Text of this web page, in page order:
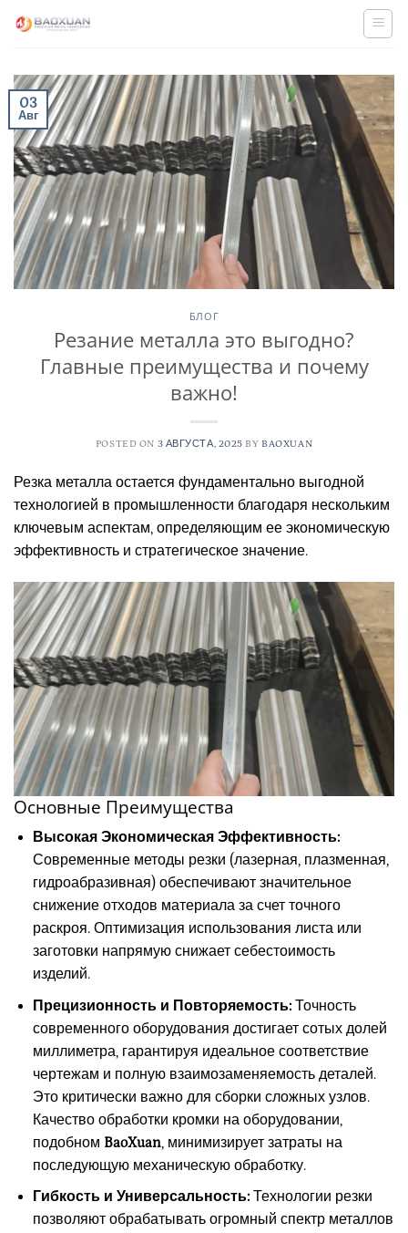
03
Авг
БЛОГ
Резание металла это выгодно?
Главные преимущества и почему
важно!
POSTED ON 3 АВГУСТА, 2025 BY BAOXUAN
Резка металла остается фундаментально выгодной
технологией в промышленности благодаря нескольким
ключевым аспектам, определяющим ее экономическую
эффективность и стратегическое значение.
Основные Преимущества
Высокая Экономическая Эффективность:
Современные методы резки (лазерная, плазменная,
гидроабразивная) обеспечивают значительное
снижение отходов материала за счет точного
раскроя. Оптимизация использования листа или
заготовки напрямую снижает себестоимость
изделий.
Прецизионность и Повторяемость:Точность
современного оборудования достигает сотых долей
миллиметра, гарантируя идеальное соответствие
чертежам и полную взаимозаменяемость деталей.
Это критически важно для сборки сложных узлов.
Качество обработки кромки на оборудовании,
подобном BaoXuan, минимизирует затраты на
последующую механическую обработку.
Гибкость и Универсальность:Технологии резки
позволяют обрабатывать огромный спектр металлов